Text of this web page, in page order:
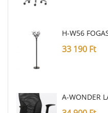
H-W56
33 190 Ft
A-WONDER